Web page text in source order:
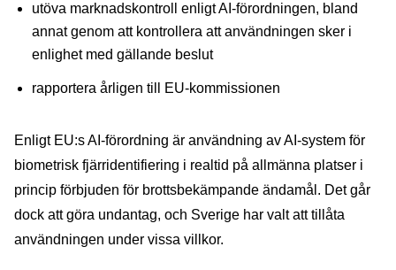
utöva marknadskontroll enligt AI-förordningen, bland
annat genom att kontrollera att användningen sker i
enlighet med gällande beslut
rapportera årligen till EU-kommissionen
Enligt EU:s AI-förordning är användning av AI-system för
biometrisk fjärridentifiering i realtid på allmänna platser i
princip förbjuden för brottsbekämpande ändamål. Det går
dock att göra undantag, och Sverige har valt att tillåta
användningen under vissa villkor.